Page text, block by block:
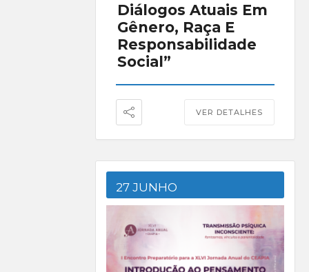
Diálogos Atuais Em
Gênero, Raça E
Responsabilidade
Social”
VER DETALHES
27 JUNHO